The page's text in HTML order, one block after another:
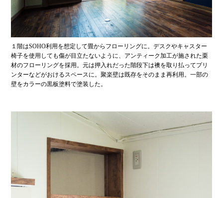
１階はSOHO利用を想定して畳からフローリングに。デスクやキャスター
椅子を使用しても傷が目立たないように、アンティーク加工が施された栗
材のフローリングを採用。元は押入れだった階段下は襖を取り払ってプリ
ンターなどがおけるスペースに。聚楽壁は既存をそのまま再利用。一部の
壁をカラーの黒板塗料で塗装した。